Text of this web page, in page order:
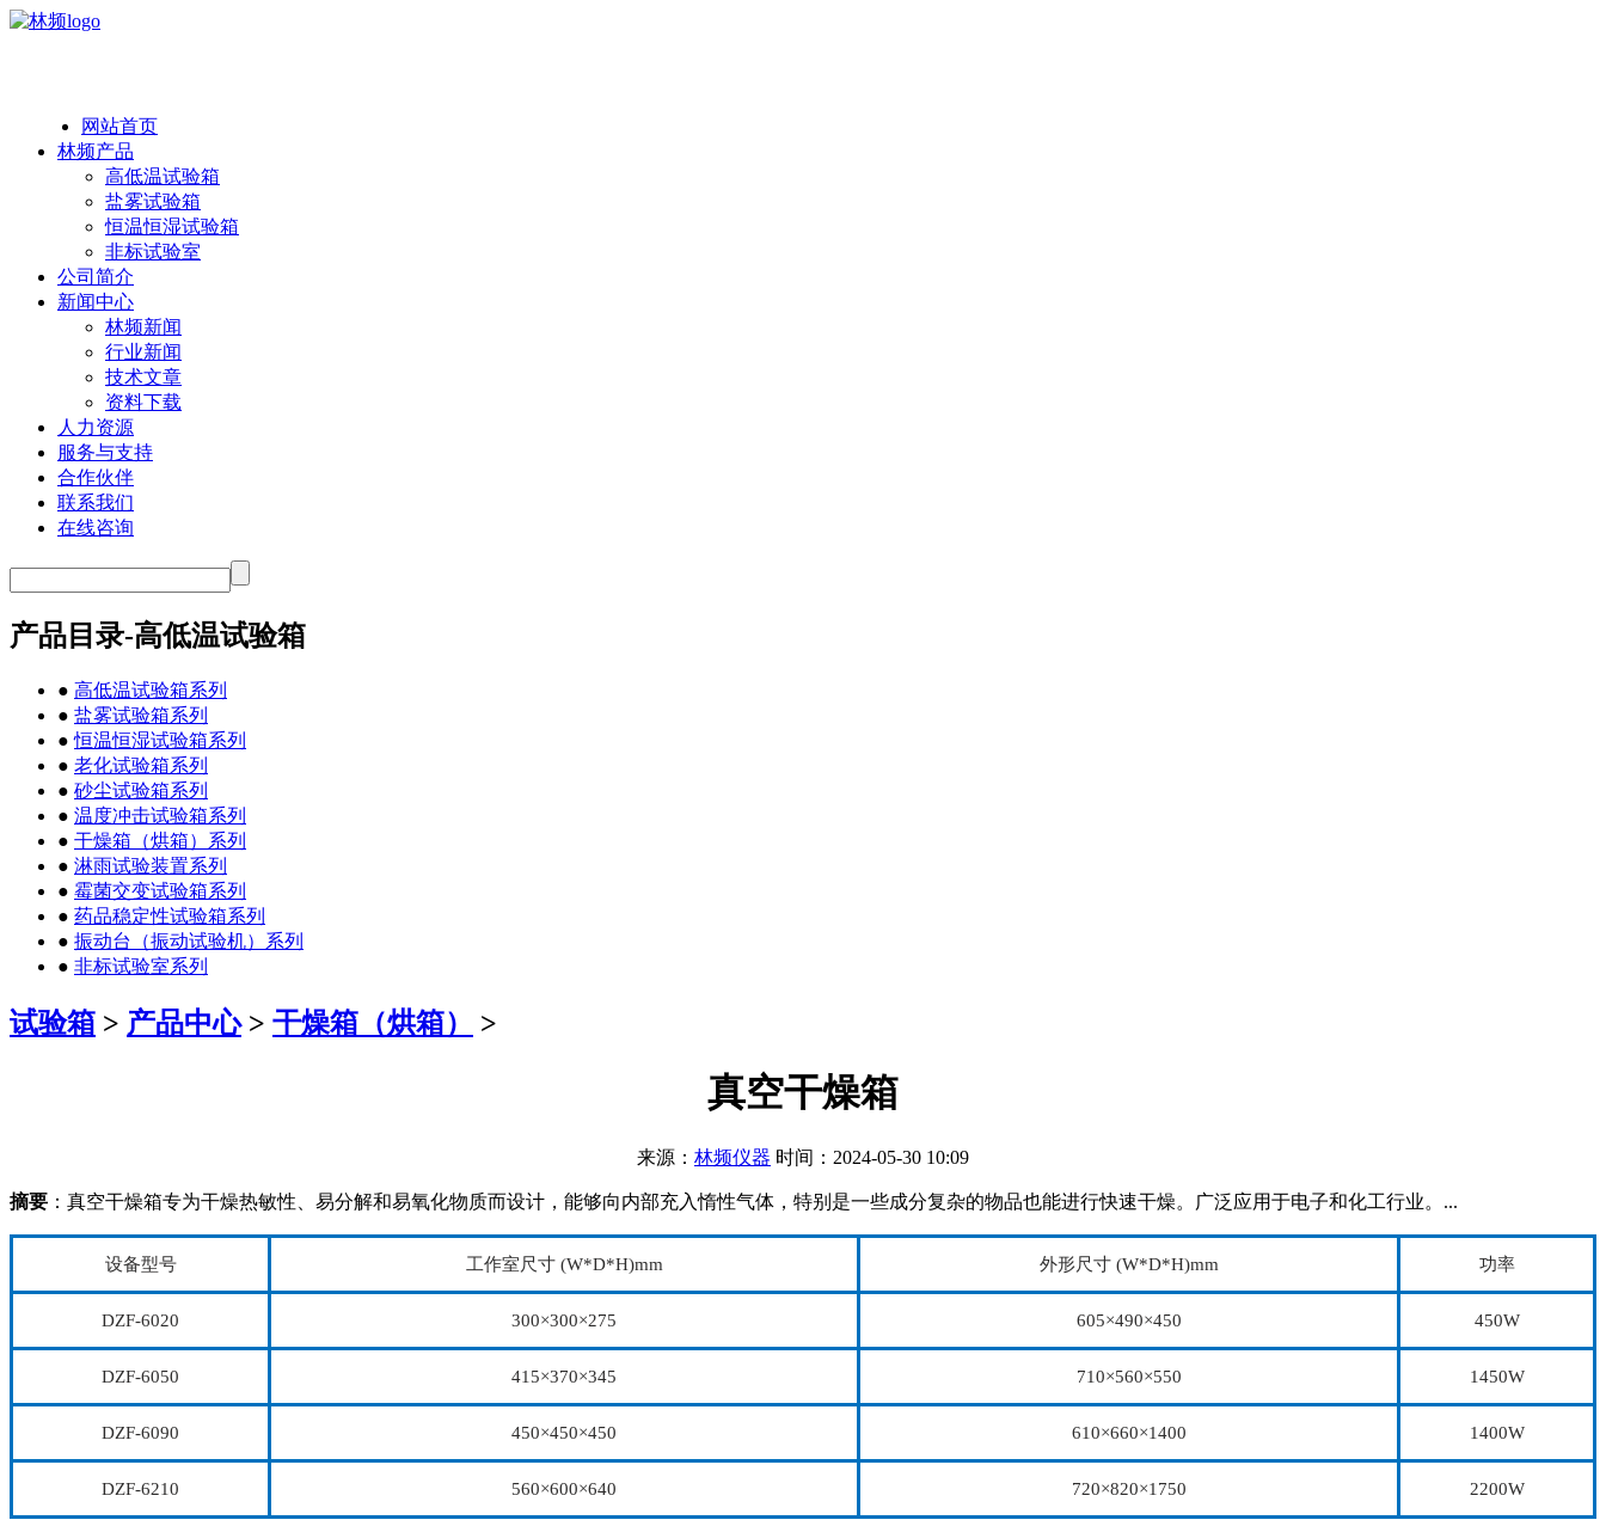
网站首页
林频产品
高低温试验箱
盐雾试验箱
恒温恒湿试验箱
非标试验室
公司简介
新闻中心
林频新闻
行业新闻
技术文章
资料下载
人力资源
服务与支持
合作伙伴
联系我们
在线咨询
产品目录-高低温试验箱
● 高低温试验箱系列
● 盐雾试验箱系列
●恒温恒湿试验箱系列
● 老化试验箱系列
● 砂尘试验箱系列
● 温度冲击试验箱系列
● 干燥箱（烘箱）系列
● 淋雨试验装置系列
● 霉菌交变试验箱系列
● 药品稳定性试验箱系列
● 振动台（振动试验机）系列
● 非标试验室系列
试验箱 > 产品中心> 干燥箱（烘箱） >
真空干燥箱
来源： 林频仪器 时间：2024-05-30 10:09
摘要 ：真空干燥箱专为干燥热敏性、易分解和易氧化物质而设计，能够向内部充入惰性气体，特别是一些成分复杂的物品也能进行快速干燥。广泛应用于电子和化工行业。...
设备型号 工作室尺寸 (W*D*H)mm 外形尺寸 (W*D*H)mm 功率
DZF-6020 300×300×275 605×490×450 450W
DZF-6050 415×370×345 710×560×550 1450W
DZF-6090 450×450×450 610×660×1400 1400W
DZF-6210 560×600×640 720×820×1750 2200W